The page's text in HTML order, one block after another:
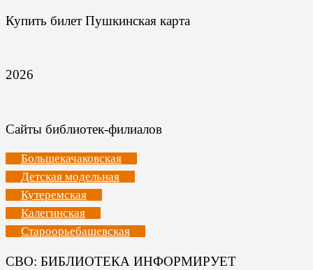
Купить билет Пушкинская карта
2026
Сайты библиотек-филиалов
Большекачаковская
Детская модельная
Кутеремская
Калегинская
Староорьебашевская
СВО: БИБЛИОТЕКА ИНФОРМИРУЕТ